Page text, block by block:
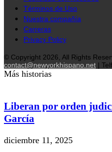
Términos de Uso
Nuestra compañía
Carreras
Privacy Policy
© Copyright 2026, All Rights
contact@newyorkhispano.net |
Más historias
Liberan por orden
García
diciembre 11, 2025